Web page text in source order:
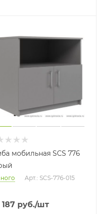
мобильная SCS 776
Арт.: SCS-776-015
руб./шт